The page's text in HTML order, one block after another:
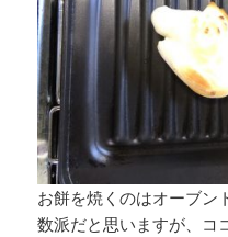
お餅を焼くのはオーブン
数派だと思いますが、コ